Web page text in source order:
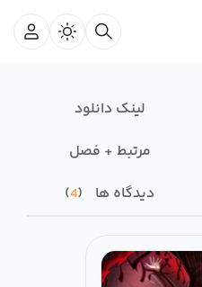
لینک دانلود
مرتبط + فصل
دیدگاه ها 4